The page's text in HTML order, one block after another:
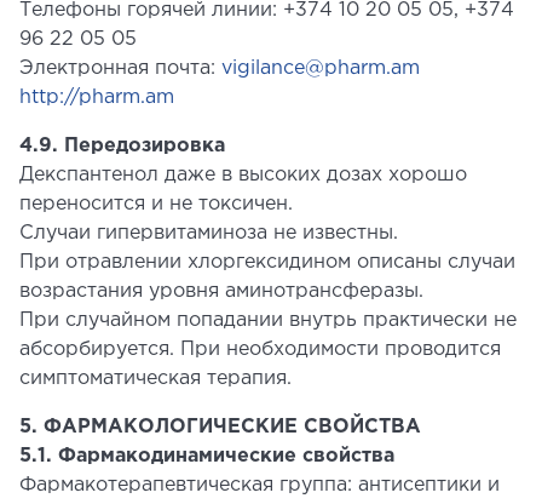
Телефоны горячей линии: +374 10 20 05 05, +374
96 22 05 05
Электронная почта: vigilance@pharm.am
http://pharm.am
4.9. Передозировка
Декспантенол даже в высоких дозах хорошо
переносится и не токсичен.
Случаи гипервитаминоза не известны.
При отравлении хлоргексидином описаны случаи
возрастания уровня аминотрансферазы.
При случайном попадании внутрь практически не
абсорбируется. При необходимости проводится
симптоматическая терапия.
5. ФАРМАКОЛОГИЧЕСКИЕ СВОЙСТВА
5.1. Фармакодинамические свойства
Фармакотерапевтическая группа: антисептики и